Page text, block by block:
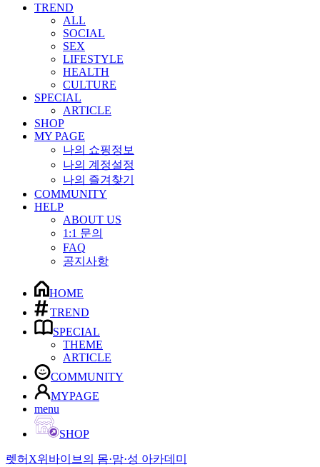
TREND
ALL
SOCIAL
SEX
LIFESTYLE
HEALTH
CULTURE
SPECIAL
ARTICLE
SHOP
MY PAGE
나의 쇼핑정보
나의 계정설정
나의 즐겨찾기
COMMUNITY
HELP
ABOUT US
1:1 문의
FAQ
공지사항
HOME
TREND
SPECIAL
THEME
ARTICLE
COMMUNITY
MYPAGE
menu
SHOP
렛허X위바이브의 몸·맘·성 아카데미